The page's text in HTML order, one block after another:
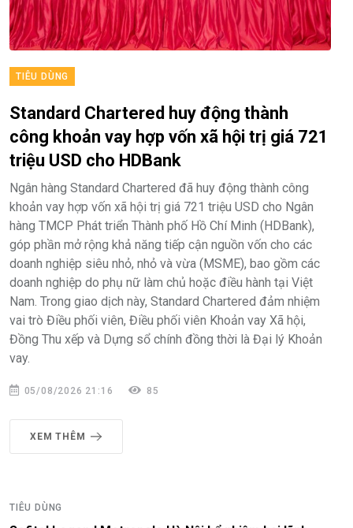
TIÊU DÙNG
Standard Chartered huy động thành
công khoản vay hợp vốn xã hội trị giá 721
triệu USD cho HDBank
Ngân hàng Standard Chartered đã huy động thành công
khoản vay hợp vốn xã hội trị giá 721 triệu USD cho Ngân
hàng TMCP Phát triển Thành phố Hồ Chí Minh (HDBank),
góp phần mở rộng khả năng tiếp cận nguồn vốn cho các
doanh nghiệp siêu nhỏ, nhỏ và vừa (MSME), bao gồm các
doanh nghiệp do phụ nữ làm chủ hoặc điều hành tại Việt
Nam. Trong giao dịch này, Standard Chartered đảm nhiệm
vai trò Điều phối viên, Điều phối viên Khoản vay Xã hội,
Đồng Thu xếp và Dựng sổ chính đồng thời là Đại lý Khoản
vay.
05/08/2026 21:16 85
XEM THÊM
TIÊU DÙNG